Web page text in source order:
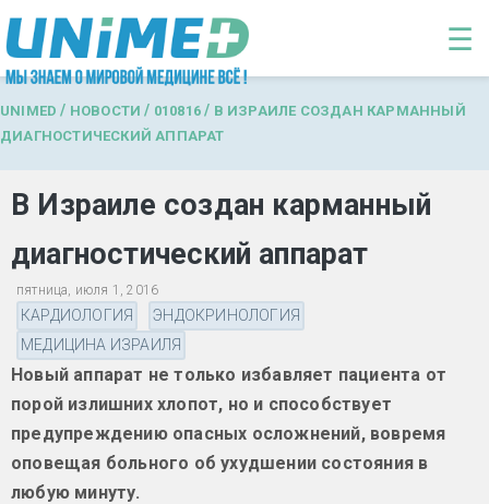
Перейти к основному содержанию
☰
UNIMED / НОВОСТИ / 010816 / В ИЗРАИЛЕ СОЗДАН КАРМАННЫЙ
ДИАГНОСТИЧЕСКИЙ АППАРАТ
В Израиле создан карманный
диагностический аппарат
пятница, июля 1, 2016
КАРДИОЛОГИЯ
ЭНДОКРИНОЛОГИЯ
МЕДИЦИНА ИЗРАИЛЯ
Новый аппарат не только избавляет пациента от
порой излишних хлопот, но и способствует
предупреждению опасных осложнений, вовремя
оповещая больного об ухудшении состояния в
любую минуту.